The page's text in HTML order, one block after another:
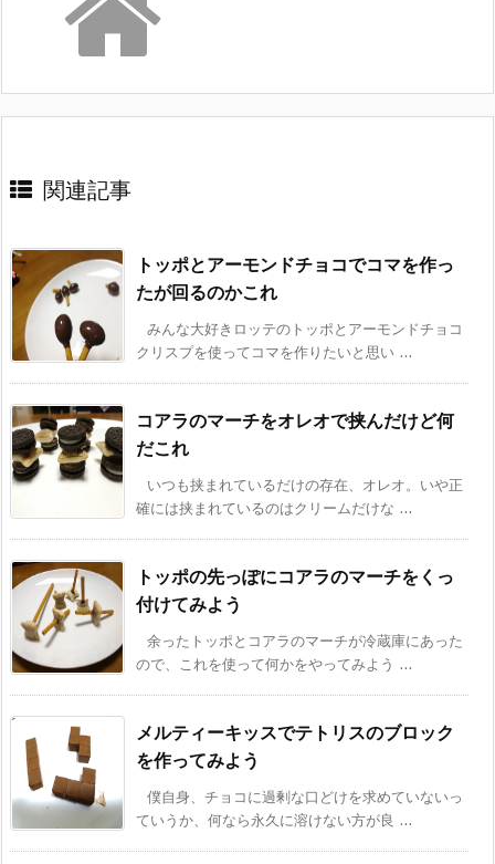
関連記事
トッポとアーモンドチョコでコマを作っ
たが回るのかこれ
みんな大好きロッテのトッポとアーモンドチョコ
クリスプを使ってコマを作りたいと思い ...
コアラのマーチをオレオで挟んだけど何
だこれ
いつも挟まれているだけの存在、オレオ。いや正
確には挟まれているのはクリームだけな ...
トッポの先っぽにコアラのマーチをくっ
付けてみよう
余ったトッポとコアラのマーチが冷蔵庫にあった
ので、これを使って何かをやってみよう ...
メルティーキッスでテトリスのブロック
を作ってみよう
僕自身、チョコに過剰な口どけを求めていないっ
ていうか、何なら永久に溶けない方が良 ...